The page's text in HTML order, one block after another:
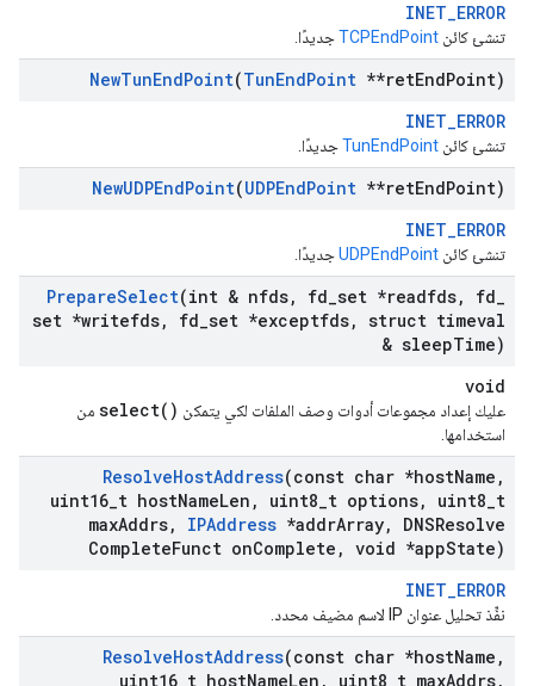
INET_ERROR
تنشئ كائن TCPEndPointجديدًا.
NewTunEndPoint(TunEndPoint **retEndPoint)
INET_ERROR
تنشئ كائن TunEndPointجديدًا.
NewUDPEndPoint(UDPEndPoint **retEndPoint)
INET_ERROR
تنشئ كائن UDPEndPointجديدًا.
PrepareSelect(int & nfds, fd set *readfds, fd
set *writefds, fd set *exceptfds, struct timeval
& sleepTime)
void
عليك إعداد مجموعات أدوات وصف الملفات لكي يتمكن select() من
استخدامها.
ResolveHostAddress(const char *hostName ,
uint16 t hostNameLen , uint8 t options, uint8 t
maxAddrs, IPAddress *addrArray,
DNSResolve
CompleteFunct onComplete , void *appState)
INET_ERROR
نفِّذ تحليل عنوان IP لاسم مضيف محدد.
ResolveHostAddress(const char *hostName ,
uint16 t hostNameLen , uint8 t maxAddrs,